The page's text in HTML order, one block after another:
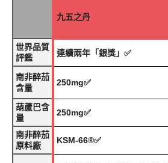
九五之丹
世界品質
評鑑
連續兩年「銀獎」✅
南非醉茄
含量
250mg✅
葫蘆巴含
量
250mg✅
南非醉茄
原料廠
KSM-66®✅